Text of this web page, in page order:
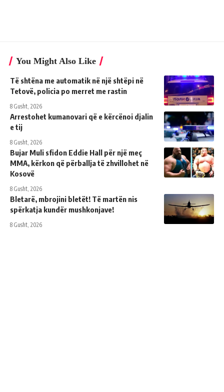
You Might Also Like
Të shtëna me automatik në një shtëpi në
Tetovë, policia po merret me rastin
8 Gusht, 2026
Arrestohet kumanovari që e kërcënoi djalin
e tij
8 Gusht, 2026
Bujar Muli sfidon Eddie Hall për një meç
MMA, kërkon që përballja të zhvillohet në
Kosovë
8 Gusht, 2026
Bletarë, mbrojini bletët! Të martën nis
spërkatja kundër mushkonjave!
8 Gusht, 2026